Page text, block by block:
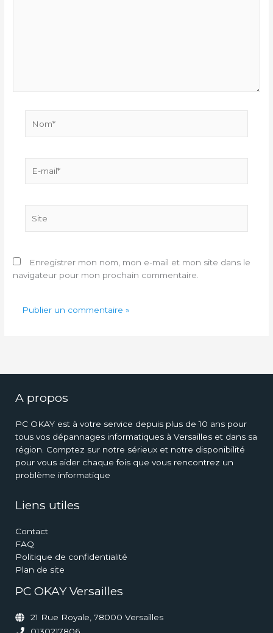
mail*
Enregistrer mon nom, mon e-mail et mon site dans le
navigateur pour mon prochain commentaire.
A propos
PC OKAY est à votre service depuis plus de 10 ans pour
tous vos dépannages informatiques à Versailles et dans sa
région. Comptez sur notre sérieux et notre disponibilité
pour vous aider chaque fois que vous rencontrez un
problème informatique
Liens utiles
Contact
FAQ
Politique de confidentialité
Plan de site
PC OKAY Versailles
21 Rue Royale, 78000 Versailles